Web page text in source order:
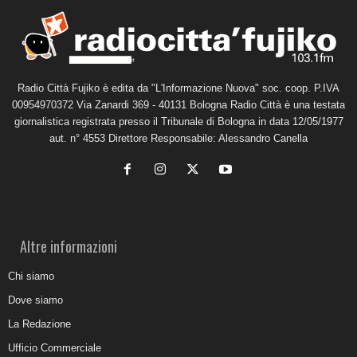
Radio Città Fujiko è edita da "L'Informazione Nuova" soc. coop. P.IVA
00954970372 Via Zanardi 369 - 40131 Bologna Radio Città è una testata
giornalistica registrata presso il Tribunale di Bologna in data 12/05/1977
aut. n° 4553 Direttore Responsabile: Alessandro Canella
Altre informazioni
Chi siamo
Dove siamo
La Redazione
Ufficio Commerciale